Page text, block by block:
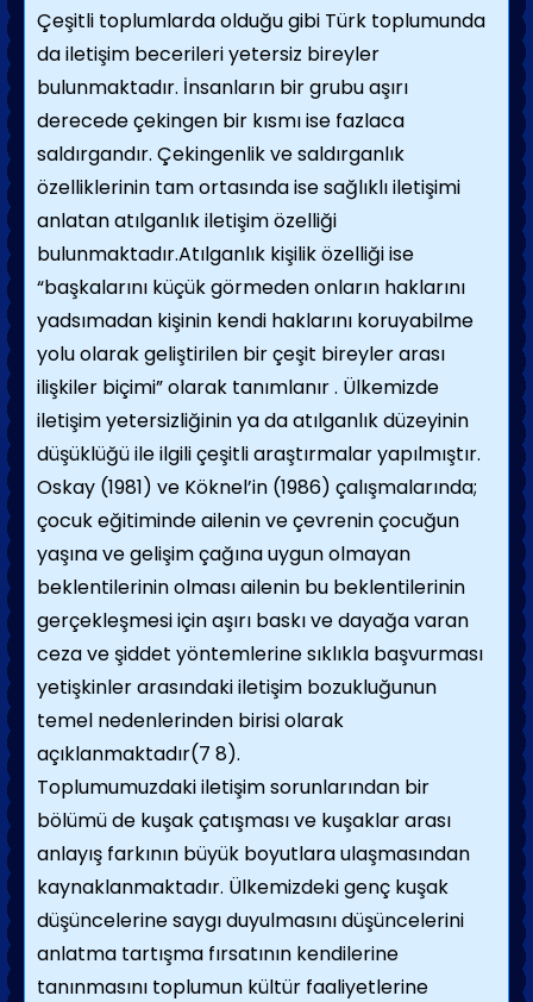
Çeşitli toplumlarda olduğu gibi Türk toplumunda
da iletişim becerileri yetersiz bireyler
bulunmaktadır. İnsanların bir grubu aşırı
derecede çekingen bir kısmı ise fazlaca
saldırgandır. Çekingenlik ve saldırganlık
özelliklerinin tam ortasında ise sağlıklı iletişimi
anlatan atılganlık iletişim özelliği
bulunmaktadır.Atılganlık kişilik özelliği ise
“başkalarını küçük görmeden onların haklarını
yadsımadan kişinin kendi haklarını koruyabilme
yolu olarak geliştirilen bir çeşit bireyler arası
ilişkiler biçimi” olarak tanımlanır . Ülkemizde
iletişim yetersizliğinin ya da atılganlık düzeyinin
düşüklüğü ile ilgili çeşitli araştırmalar yapılmıştır.
Oskay (1981) ve Köknel’in (1986) çalışmalarında;
çocuk eğitiminde ailenin ve çevrenin çocuğun
yaşına ve gelişim çağına uygun olmayan
beklentilerinin olması ailenin bu beklentilerinin
gerçekleşmesi için aşırı baskı ve dayağa varan
ceza ve şiddet yöntemlerine sıklıkla başvurması
yetişkinler arasındaki iletişim bozukluğunun
temel nedenlerinden birisi olarak
açıklanmaktadır(7 8).
Toplumumuzdaki iletişim sorunlarından bir
bölümü de kuşak çatışması ve kuşaklar arası
anlayış farkının büyük boyutlara ulaşmasından
kaynaklanmaktadır. Ülkemizdeki genç kuşak
düşüncelerine saygı duyulmasını düşüncelerini
anlatma tartışma fırsatının kendilerine
tanınmasını toplumun kültür faaliyetlerine